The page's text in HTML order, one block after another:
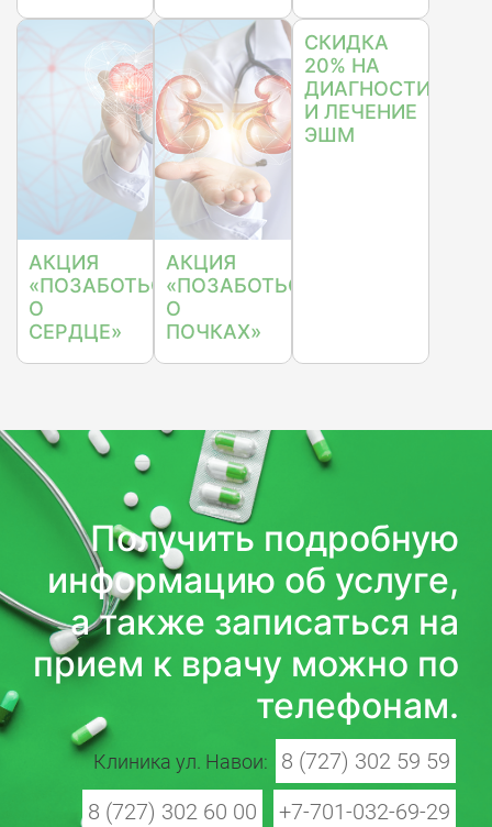
АКЦИЯ
«ПОЗАБОТЬСЯ
О
СЕРДЦЕ»
АКЦИЯ
«ПОЗАБОТЬСЯ
О
ПОЧКАХ»
СКИДКА
20% НА
ДИАГНОСТИКУ
И ЛЕЧЕНИЕ
ЭШМ
Получить подробную
информацию об услуге,
а также записаться на
прием к врачу можно по
телефонам.
Клиника ул. Навои:
8 (727) 302 59 59
8 (727) 302 60 00
+7-701-032-69-29